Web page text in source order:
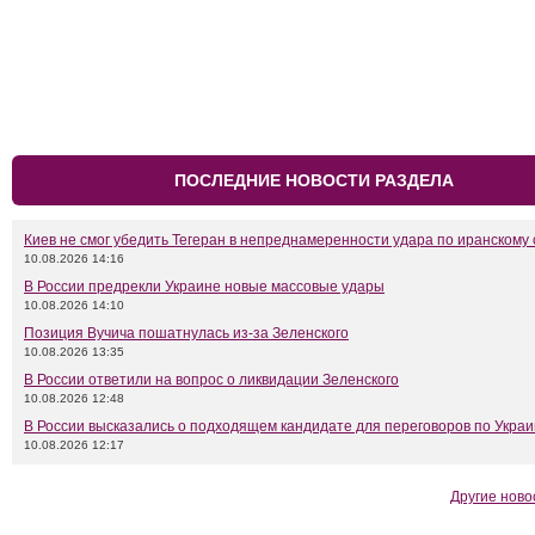
ПОСЛЕДНИЕ НОВОСТИ РАЗДЕЛА
Киев не смог убедить Тегеран в непреднамеренности удара по иранскому
10.08.2026 14:16
В России предрекли Украине новые массовые удары
10.08.2026 14:10
Позиция Вучича пошатнулась из-за Зеленского
10.08.2026 13:35
В России ответили на вопрос о ликвидации Зеленского
10.08.2026 12:48
В России высказались о подходящем кандидате для переговоров по
10.08.2026 12:17
Другие